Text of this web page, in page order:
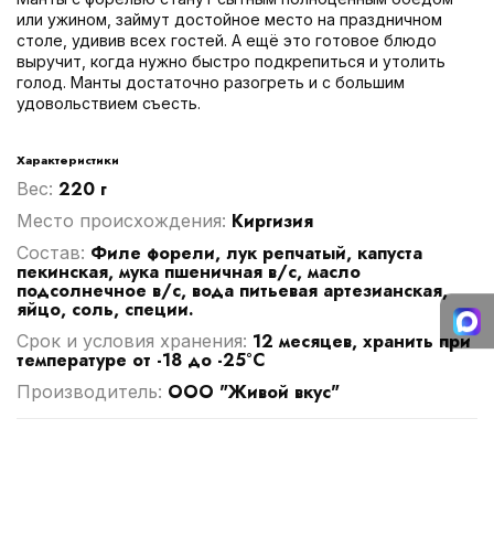
или ужином, займут достойное место на праздничном
столе, удивив всех гостей. А ещё это готовое блюдо
выручит, когда нужно быстро подкрепиться и утолить
голод. Манты достаточно разогреть и с большим
удовольствием съесть.
Характеристики
Вес: 220 г
Место происхождения: Киргизия
Cостав: Филе форели, лук репчатый, капуста
пекинская, мука пшеничная в/с, масло
подсолнечное в/с, вода питьевая артезианская,
яйцо, соль, специи.
Срок и условия хранения: 12 месяцев, хранить при
температуре от -18 до -25°С
Производитель: ООО "Живой вкус"